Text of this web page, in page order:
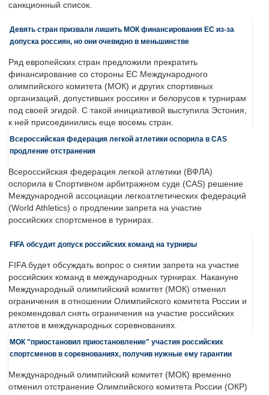
санкционный список.
Девять стран призвали лишить МОК финансирования ЕС из-за
допуска россиян, но они очевидно в меньшинстве
Ряд европейских стран предложили прекратить
финансирование со стороны ЕС Международного
олимпийского комитета (МОК) и других спортивных
организаций, допустивших россиян и белорусов к турнирам
под своей эгидой. С такой инициативой выступила Эстония,
к ней присоединились еще восемь стран.
Всероссийская федерация легкой атлетики оспорила в CAS
продление отстранения
Всероссийская федерация легкой атлетики (ВФЛА)
оспорила в Спортивном арбитражном суде (CAS) решение
Международной ассоциации легкоатлетических федераций
(World Athletics) о продлении запрета на участие
российских спортсменов в турнирах.
FIFA обсудит допуск российских команд на турниры
FIFA будет обсуждать вопрос о снятии запрета на участие
российских команд в международных турнирах. Накануне
Международный олимпийский комитет (МОК) отменил
ограничения в отношении Олимпийского комитета России и
рекомендовал снять ограничения на участие российских
атлетов в международных соревнованиях.
МОК "приостановил приостановление" участия российских
спортсменов в соревнованиях, получив нужные ему гарантии
Международный олимпийский комитет (МОК) временно
отменил отстранение Олимпийского комитета России (ОКР)